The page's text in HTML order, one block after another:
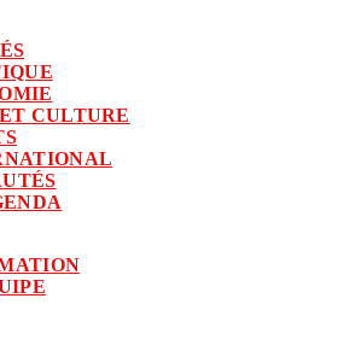
CULTURE